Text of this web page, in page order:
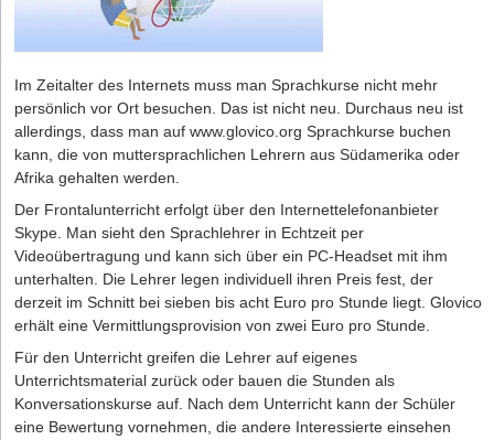
Im Zeitalter des Internets muss man Sprachkurse nicht mehr
persönlich vor Ort besuchen. Das ist nicht neu. Durchaus neu ist
allerdings, dass man auf www.glovico.org Sprachkurse buchen
kann, die von muttersprachlichen Lehrern aus Südamerika oder
Afrika gehalten werden.
Der Frontalunterricht erfolgt über den Internettelefonanbieter
Skype. Man sieht den Sprachlehrer in Echtzeit per
Videoübertragung und kann sich über ein PC-Headset mit ihm
unterhalten. Die Lehrer legen individuell ihren Preis fest, der
derzeit im Schnitt bei sieben bis acht Euro pro Stunde liegt. Glovico
erhält eine Vermittlungsprovision von zwei Euro pro Stunde.
Für den Unterricht greifen die Lehrer auf eigenes
Unterrichtsmaterial zurück oder bauen die Stunden als
Konversationskurse auf. Nach dem Unterricht kann der Schüler
eine Bewertung vornehmen, die andere Interessierte einsehen